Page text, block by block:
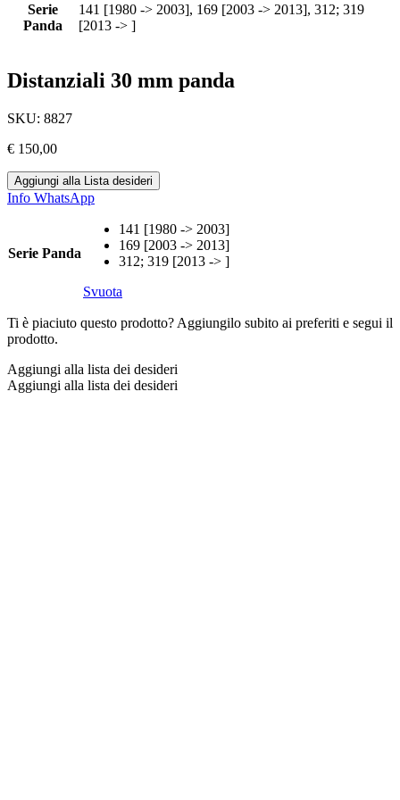
Serie
Panda
141 [1980 -> 2003], 169 [2003 -> 2013], 312; 319
[2013 -> ]
Distanziali 30 mm panda
SKU: 8827
€ 150,00
Aggiungi alla Lista desideri
Info WhatsApp
Serie Panda
141 [1980 -> 2003]
169 [2003 -> 2013]
312; 319 [2013 -> ]
Svuota
Ti è piaciuto questo prodotto? Aggiungilo subito ai preferiti e segui il
prodotto.
Aggiungi alla lista dei desideri
Aggiungi alla lista dei desideri